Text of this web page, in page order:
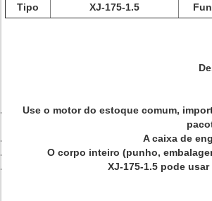
Tipo XJ-175-1.5
Use o motor do estoque comum,
A caixa de
O corpo inteiro (punho,
XJ-175-1.5 pode